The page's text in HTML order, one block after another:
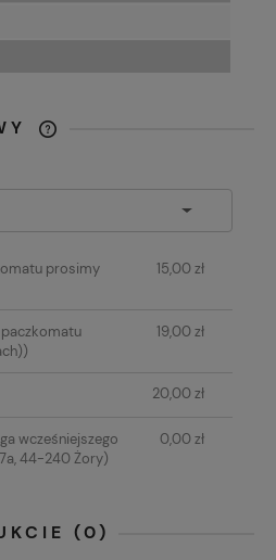
prosimy
15,00 zł
19,00 zł
20,00 zł
wcześniejszego
44-240 Żory)
0,00 zł
(0)